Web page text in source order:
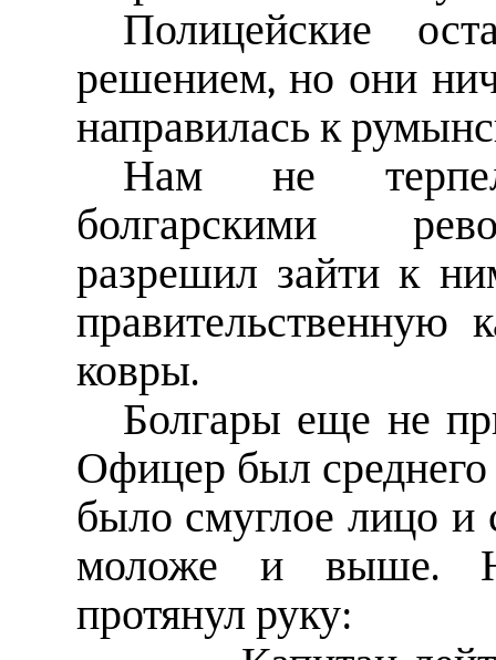
Полицейские
решением, но они
направилась к
Нам не
болгарскими
разрешил зайти к
ковры.
Болгары еще не
Офицер был среднего
было смуглое лицо и
моложе и выше.
протянул руку: